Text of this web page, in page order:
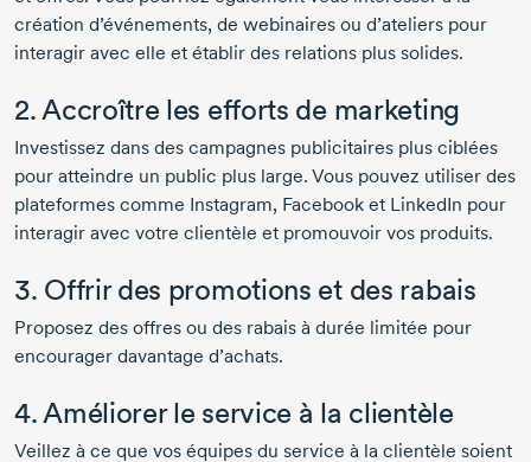
création d’événements, de webinaires ou d’ateliers pour
interagir avec elle et établir des relations plus solides.
2. Accroître les efforts de marketing
Investissez dans des campagnes publicitaires plus ciblées
pour atteindre un public plus large. Vous pouvez utiliser des
plateformes comme Instagram, Facebook et LinkedIn pour
interagir avec votre clientèle et promouvoir vos produits.
3. Offrir des promotions et des rabais
Proposez des offres ou des rabais à durée limitée pour
encourager davantage d’achats.
4. Améliorer le service à la clientèle
Veillez à ce que vos équipes du service à la clientèle soient